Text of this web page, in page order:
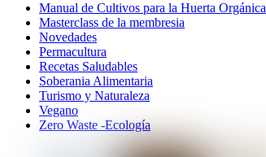
Manual de Cultivos para la Huerta Orgánica
Masterclass de la membresia
Novedades
Permacultura
Recetas Saludables
Soberania Alimentaria
Turismo y Naturaleza
Vegano
Zero Waste -Ecología